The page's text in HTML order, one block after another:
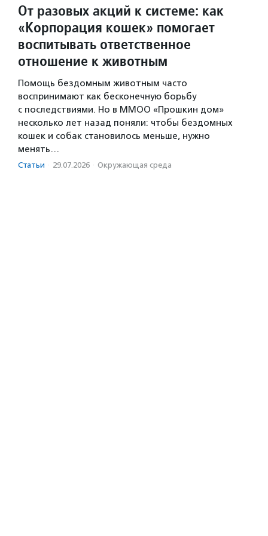
От разовых акций к системе: как
«Корпорация кошек» помогает
воспитывать ответственное
отношение к животным
Помощь бездомным животным часто
воспринимают как бесконечную борьбу
с последствиями. Но в ММОО «Прошкин дом»
несколько лет назад поняли: чтобы бездомных
кошек и собак становилось меньше, нужно
менять…
Статьи · 29.07.2026 · Окружающая среда